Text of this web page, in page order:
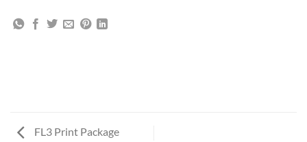
FL3 Print Package